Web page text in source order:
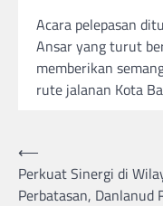
Acara pelepasan
Ansar yang turut
memberikan
rute jalanan Kota
Post
navigation
⟵
Perkuat Sinergi di
Perbatasan, Danlanud